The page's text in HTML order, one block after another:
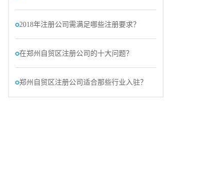
2018年注册公司需满足哪些注册要求？
在郑州自贸区注册公司的十大问题？
郑州自贸区注册公司适合那些行业入驻？